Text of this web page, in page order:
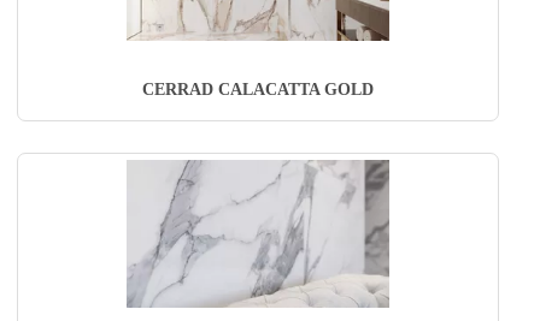
CERRAD CALACATTA GOLD